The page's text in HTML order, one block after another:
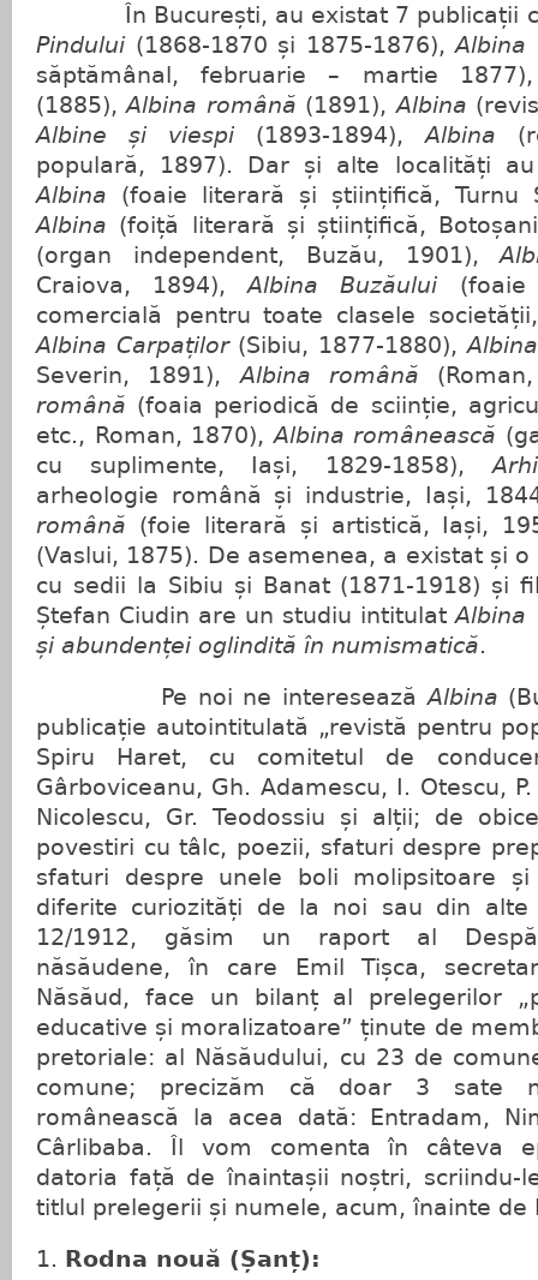
În București, au existat 7 publicații
Pindului (1868-1870 și 1875-1876),Albina
săptămânal, februarie – martie
(1885),Albina română (1891),Albina
Albine și viespi (1893-1894),Albina
populară, 1897). Dar și alte localități
Albina (foaie literară și științifică, Turnu
Albina (foiță literară și științifică,
(organ independent, Buzău, 1901),
Craiova, 1894),Albina Buzăului (foaie
comercială pentru toate clasele
Albina Carpaților(Sibiu, 1877-1880),Albina
Severin, 1891),Albina română
română (foaia periodică de sciinție,
etc., Roman, 1870),Albina românească
cu suplimente, Iași, 1829-1858),
arheologie română și industrie, Iași,
română (foie literară și artistică, Iași,
(Vaslui, 1875). De asemenea, a existat și
cu sedii la Sibiu și Banat (1871-1918) și
Ștefan Ciudin are un studiu intitulatAlbina
și abundenței oglindită în numismatică.
Pe noi ne intereseazăAlbina
publicație autointitulată „revistă pentru
Spiru Haret, cu comitetul de
Gârboviceanu, Gh. Adamescu, I. Otescu,
Nicolescu, Gr. Teodossiu și alții; de
povestiri cu tâlc, poezii, sfaturi despre
sfaturi despre unele boli molipsitoare
diferite curiozități de la noi sau din
12/1912, găsim un raport al
năsăudene, în care Emil Tișca,
Năsăud, face un bilanț al prelegerilor
educative și moralizatoare” ținute de
pretoriale: al Năsăudului, cu 23 de
comune; precizăm că doar 3 sate
românească la acea dată: Entradam,
Cârlibaba. Îl vom comenta în câteva
datoria față de înaintașii noștri, scriindu-
titlul prelegerii și numele, acum, înainte de
Rodna nouă (Șanț):